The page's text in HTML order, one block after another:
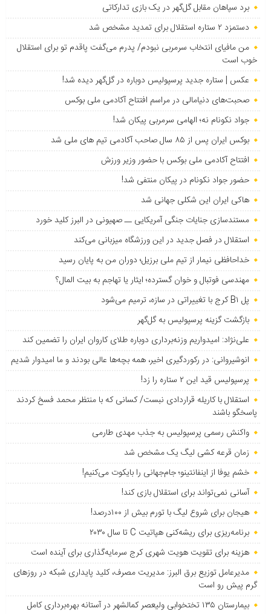
برد سپاهان مقابل گل‌گهر در یک بازی تدارکاتی
دستمزد ۲ ستاره استقلال برای تمدید مشخص شد
من مافیای انتخاب سرمربی نبودم/ پدرم می‌گفت پاقدم تو برای استقلال
خوب است
عکس | ستاره جدید پرسپولیس دوباره در گل‌گهر دیده شد!
صحبت‌های دنیامالی در مراسم افتتاح آکادمی ملی بوکس
جواد نکونام نه؛ الهامی سرمربی پیکان شد!
بوکس ایران پس از ۸۵ سال صاحب آکادمی تیم های ملی شد
افتتاح آکادمی ملی بوکس با حضور وزیر ورزش
حضور جواد نکونام در پیکان منتفی شد!
هاکی ایران این شکلی جهانی شد
مستندسازی جنایات جنگی آمریکایی ــ صهیونی در البرز کلید خورد
استقلال در فصل جدید در این ورزشگاه میزبانی می‌کند
خداحافظی نیمار از تیم ملی برزیل؛ دوران من به پایان رسید
مهندسی فوتبال و خوان گسترده؛ ایثار یا تهاجم به بیت المال؟
پل B۱ کرج با تغییراتی در سازه، ترمیم می‌شود
بازگشت گزینه پرسپولیس به ‌گل‌گهر
علی‌نژاد: امیدواریم وزنه‌برداری دوباره طلای کاروان ایران را تضمین کند
انوشیروانی: در رکوردگیری اخیر، همه بچه‌ها عالی بودند و ما امیدوار شدیم
پرسپولیس قید این ۲ ستاره را زد!
استقلال با کاریله قراردادی نبست/ کسانی که با منتظر محمد فسخ کردند
پاسخگو باشند
واکنش رسمی پرسپولیس به جذب مهدی طارمی
زمان قرعه کشی لیگ یک مشخص شد
خشم یوفا از اینفانتینو؛ جام‌جهانی را بایکوت می‌کنیم!
آسانی نمی‌تواند برای استقلال بازی کند!
هیجان برای شروع لیگ با تورم بیش از ۱۰۰درصد!
برنامه‌ریزی برای ریشه‌کنی هپاتیت C تا سال ۲۰۳۰
هزینه برای تقویت هویت شهری کرج سرمایه‌گذاری برای آینده است
مدیرعامل توزیع برق البرز: مدیریت مصرف، کلید پایداری شبکه در روزهای
گرم پیش رو است
بیمارستان ۱۳۵ تختخوابی ولیعصر کمالشهر در آستانه بهره‌برداری کامل